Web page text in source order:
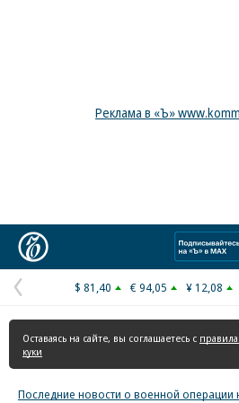
Реклама в «Ъ»
Предыдущая
страница
$ 81,40 € 94,05 ¥ 12,08
Оставаясь на сайте, вы соглашаетесь с
куки
Последние новости о военной операции